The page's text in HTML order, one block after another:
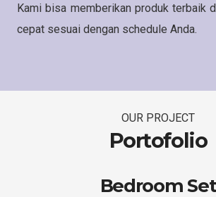
Kami bisa memberikan produk terbaik
cepat sesuai dengan schedule Anda.
OUR PROJECT
Portofolio
Bedroom Set